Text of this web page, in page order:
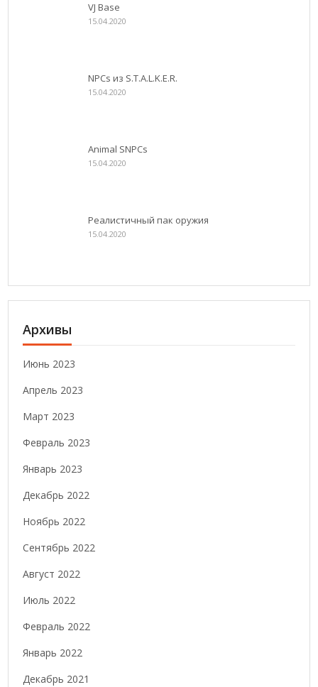
VJ Base
15.04.2020
NPCs из S.T.A.L.K.E.R.
15.04.2020
Animal SNPCs
15.04.2020
Реалистичный пак оружия
15.04.2020
Архивы
Июнь 2023
Апрель 2023
Март 2023
Февраль 2023
Январь 2023
Декабрь 2022
Ноябрь 2022
Сентябрь 2022
Август 2022
Июль 2022
Февраль 2022
Январь 2022
Декабрь 2021